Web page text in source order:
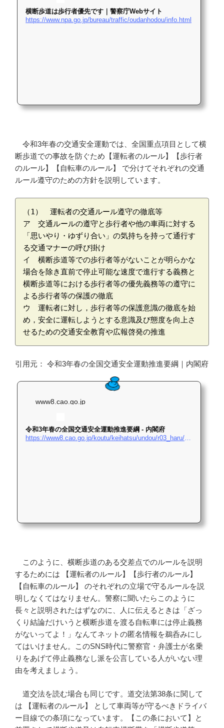
横断歩道は歩行者優先です｜警察庁Webサイト
https://www.npa.go.jp/bureau/traffic/oudanhodou/info.html
令和3年春の交通安全運動では、全国重点項目として横
断歩道での事故を防ぐため【運転者のルール】【歩行者
のルール】【自転車のルール】 で分けてそれぞれの交通
ルール遵守のための方針を説明しています。
（1）　運転者の交通ルール遵守の徹底等
ア　交通ルールの遵守と歩行者や他の車両に対する
「思いやり・ゆずり合い」の気持ちを持って通行す
る交通マナーの呼び掛け
イ　横断歩道等での歩行者等がないことが明らかな
場合を除き直前で停止可能な速度で進行する義務と
横断歩道等における歩行者等の優先義務等の遵守に
よる歩行者等の保護の徹底
ウ　運転者に対し，歩行者等の保護意識の徹底を始
め，安全に運転しようとする意識及び態度を向上さ
せるための交通安全教育や広報啓発の推進
引用元： 令和3年春の全国交通安全運動推進要綱｜内閣府
www8.cao.go.jp
令和3年春の全国交通安全運動推進要綱 - 内閣府
https://www8.cao.go.jp/koutu/keihatsu/undou/r03_haru/youkou.html
このように、横断歩道のある交差点でのルールを説明
するためには 【運転者のルール】【歩行者のルール】
【自転車のルール】 のそれぞれの立場で守るルールを説
明しなくてはなりません。警察に聞いたらこのように
長々と説明されたはずなのに、人に伝えるときは「ざっ
くり結論だけいうと横断歩道を渡る自転車には停止義務
がないってよ！」なんてネットの匿名情報を鵜呑みにし
てはいけません。このSNS時代に警察官・弁護士が名乗
りをあげて停止義務なし派を公言している人がいない理
由を考えましょう。
道交法を読む場合も同じです。道交法第38条に関して
は 【運転者のルール】 として車両等が守るべきドライバ
ー目線での条項になっています。【この条において】と